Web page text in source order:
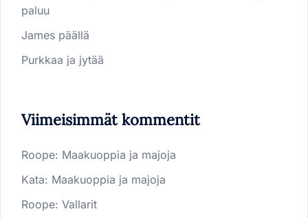
paluu
James päällä
Purkkaa ja jytää
Viimeisimmät kommentit
Roope: Maakuoppia ja majoja
Kata: Maakuoppia ja majoja
Roope: Vallarit